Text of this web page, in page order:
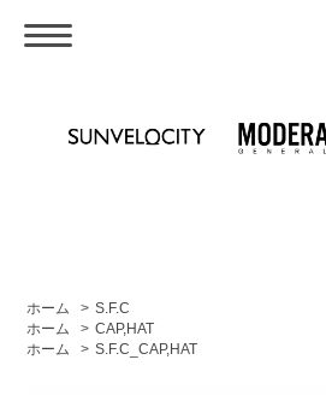
ホーム > S.F.C
ホーム
> CAP,HAT
ホーム
> S.F.C_CAP,HAT